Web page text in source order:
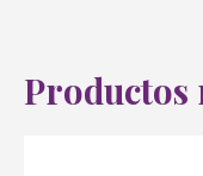
Productos